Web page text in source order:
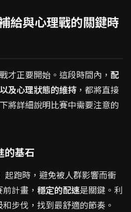
給與心理戰的關鍵時
才正要開始。這段時間內， 配
及心理狀態的維持 ，都將直接
將詳細說明比賽中需要注意的
的基石
起跑時，避免被人群影響而衝
計畫， 穩定的配速是關鍵。利
步伐，找到最舒適的節奏。